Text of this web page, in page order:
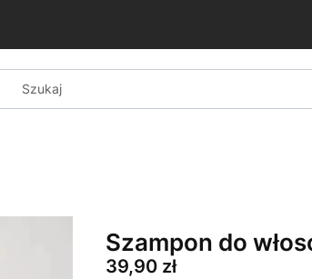
Szampon do
Cena
39,90 zł